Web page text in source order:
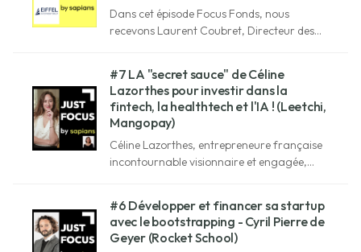
Dans cet épisode Focus Fonds, nous
recevons Laurent Coubret, Directeur des
#7 LA "secret sauce" de Céline
Lazorthes pour investir dans la
fintech, la healthtech et l'IA ! (Leetchi,
Mangopay)
Céline Lazorthes, entrepreneure française
incontournable visionnaire et engagée,
#6 Développer et financer sa startup
avec le bootstrapping - Cyril Pierre de
Geyer (Rocket School)